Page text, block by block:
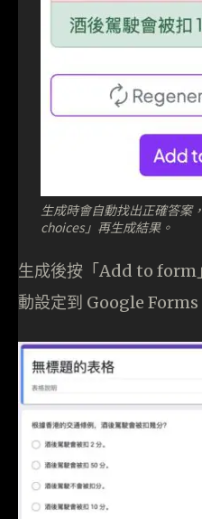
生成時會自動找出正確答案
choices」再生成結果。
生成後按「Add to form
動設定到 Google Forms